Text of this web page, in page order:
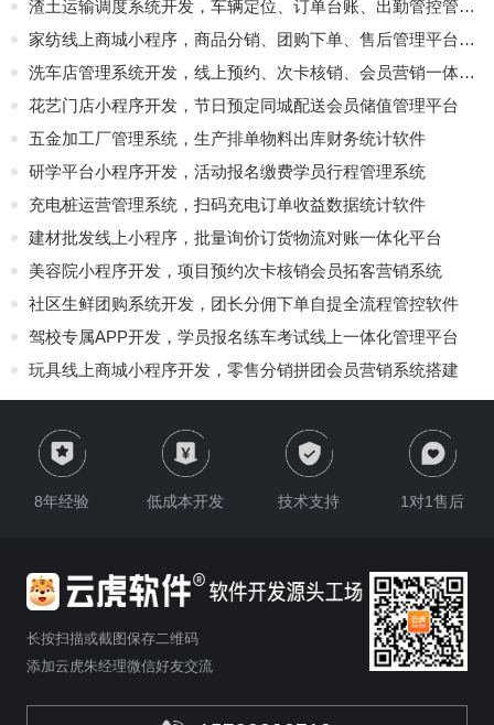
渣土运输调度系统开发，车辆定位、订单台账、出勤管控管理软件
家纺线上商城小程序，商品分销、团购下单、售后管理平台定制
洗车店管理系统开发，线上预约、次卡核销、会员营销一体化软件
花艺门店小程序开发，节日预定同城配送会员储值管理平台
五金加工厂管理系统，生产排单物料出库财务统计软件
研学平台小程序开发，活动报名缴费学员行程管理系统
充电桩运营管理系统，扫码充电订单收益数据统计软件
建材批发线上小程序，批量询价订货物流对账一体化平台
美容院小程序开发，项目预约次卡核销会员拓客营销系统
社区生鲜团购系统开发，团长分佣下单自提全流程管控软件
驾校专属APP开发，学员报名练车考试线上一体化管理平台
玩具线上商城小程序开发，零售分销拼团会员营销系统搭建
8年经验 低成本开发 技术支持 1对1售后
长按扫描或截图保存二维码
添加云虎朱经理微信好友交流